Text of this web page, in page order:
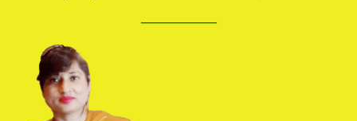
—————